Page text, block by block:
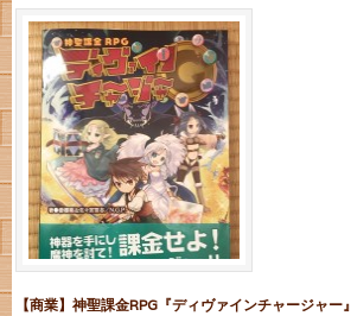
【商業】神聖課金RPG『ディヴァインチャージャー』